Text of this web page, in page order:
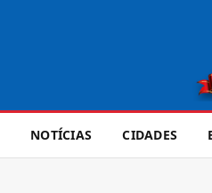
NOTÍCIAS CIDADES